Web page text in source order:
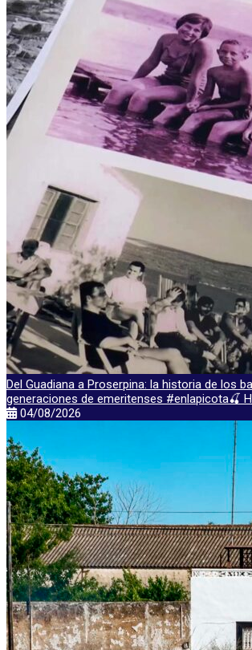
Del Guadiana a Proserpina: la historia de los
generaciones de emeritenses #enlapicota🍒
04/08/2026